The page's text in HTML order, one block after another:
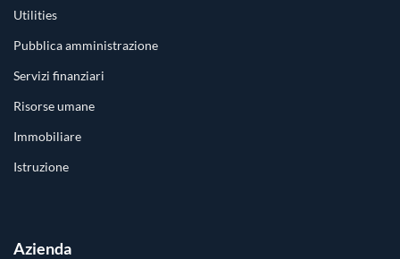
Utilities
Pubblica amministrazione
Servizi finanziari
Risorse umane
Immobiliare
Istruzione
Azienda